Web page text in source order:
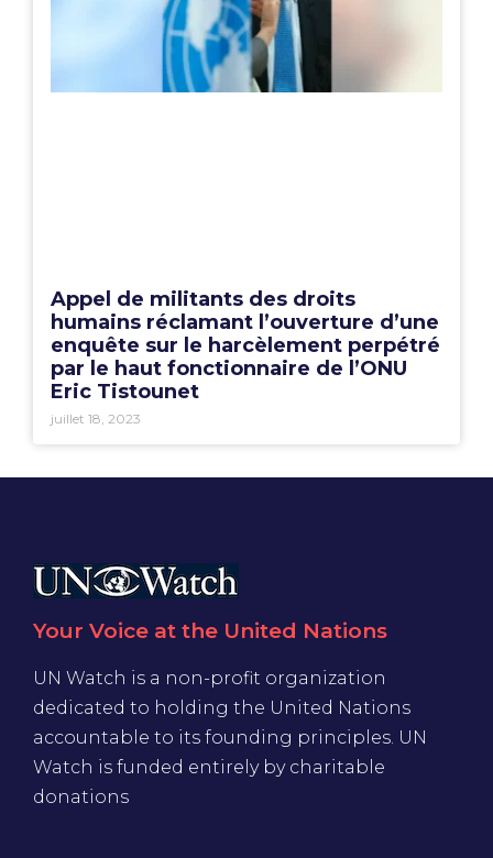
Appel de militants des droits
humains réclamant l’ouverture d’une
enquête sur le harcèlement perpétré
par le haut fonctionnaire de l’ONU
Eric Tistounet
juillet 18, 2023
Your Voice at the United Nations
UN Watch is a non-profit organization
dedicated to holding the United Nations
accountable to its founding principles. UN
Watch is funded entirely by charitable
donations